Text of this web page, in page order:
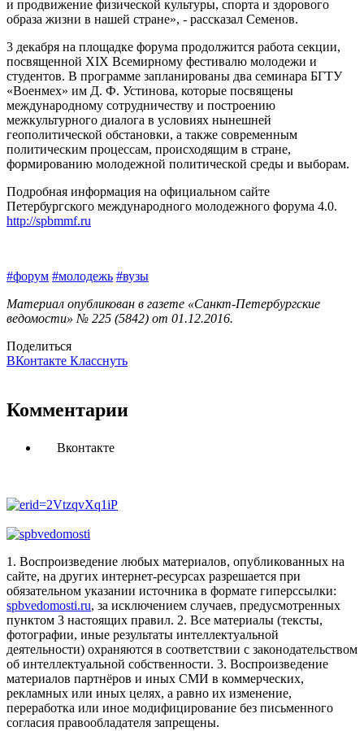
и продвижение физической культуры, спорта и здорового
образа жизни в нашей стране», - рассказал Семенов.
3 декабря на площадке форума продолжится работа секции,
посвященной XIX Всемирному фестивалю молодежи и
студентов. В программе запланированы два семинара БГТУ
«Военмех» им Д. Ф. Устинова, которые посвящены
международному сотрудничеству и построению
межкультурного диалога в условиях нынешней
геополитической обстановки, а также современным
политическим процессам, происходящим в стране,
формированию молодежной политической среды и выборам.
Подробная информация на официальном сайте
Петербургского международного молодежного форума 4.0.
http://spbmmf.ru
#форум #молодежь #вузы
Материал опубликован в газете «Санкт-Петербургские
ведомости» № 225 (5842) от 01.12.2016.
Поделиться
ВКонтакте Класснуть
Комментарии
Вконтакте
1. Воспроизведение любых материалов, опубликованных на
сайте, на других интернет-ресурсах разрешается при
обязательном указании источника в формате гиперссылки:
spbvedomosti.ru, за исключением случаев, предусмотренных
пунктом 3 настоящих правил. 2. Все материалы (тексты,
фотографии, иные результаты интеллектуальной
деятельности) охраняются в соответствии с законодательством
об интеллектуальной собственности. 3. Воспроизведение
материалов партнёров и иных СМИ в коммерческих,
рекламных или иных целях, а равно их изменение,
переработка или иное модифицирование без письменного
согласия правообладателя запрещены.